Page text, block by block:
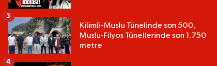
Kilimli-Muslu Tünelinde son 500,
Muslu-Filyos Tünellerinde son 1.750
metre
3
4